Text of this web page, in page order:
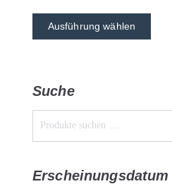
Ausführung wählen
Suche
Erscheinungsdatum